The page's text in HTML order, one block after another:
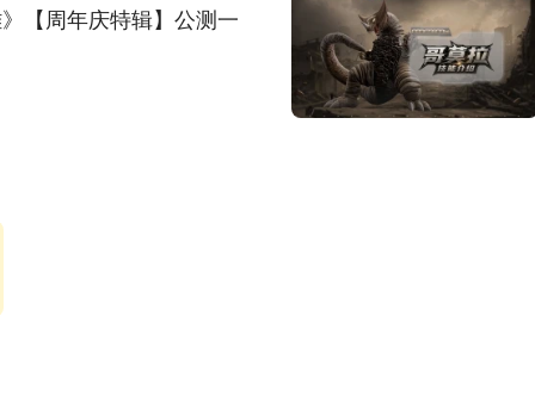
【周年庆特辑】公测一